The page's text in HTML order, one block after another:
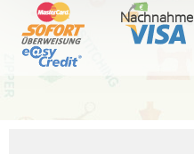
Nachnahme